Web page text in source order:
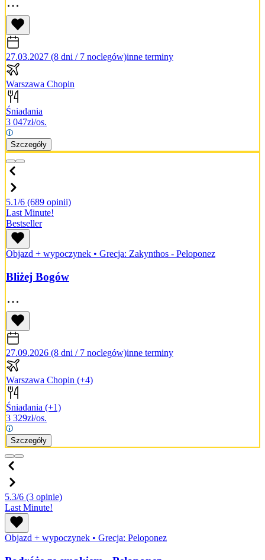
27.03.2027 (8 dni / 7 noclegów)inne terminy
Warszawa Chopin
Śniadania
3 047zł/os.
Szczegóły
5.1/6 (689 opinii)
Last Minute!
Bestseller
Objazd + wypoczynek • Grecja: Zakynthos - Peloponez
Bliżej Bogów
27.09.2026 (8 dni / 7 noclegów)inne terminy
Warszawa Chopin (+4)
Śniadania (+1)
3 329zł/os.
Szczegóły
5.3/6 (3 opinie)
Last Minute!
Objazd + wypoczynek • Grecja: Peloponez